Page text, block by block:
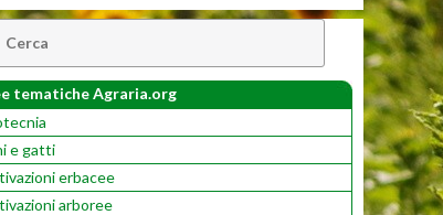
tematiche Agraria.org
e gatti
erbacee
arboree